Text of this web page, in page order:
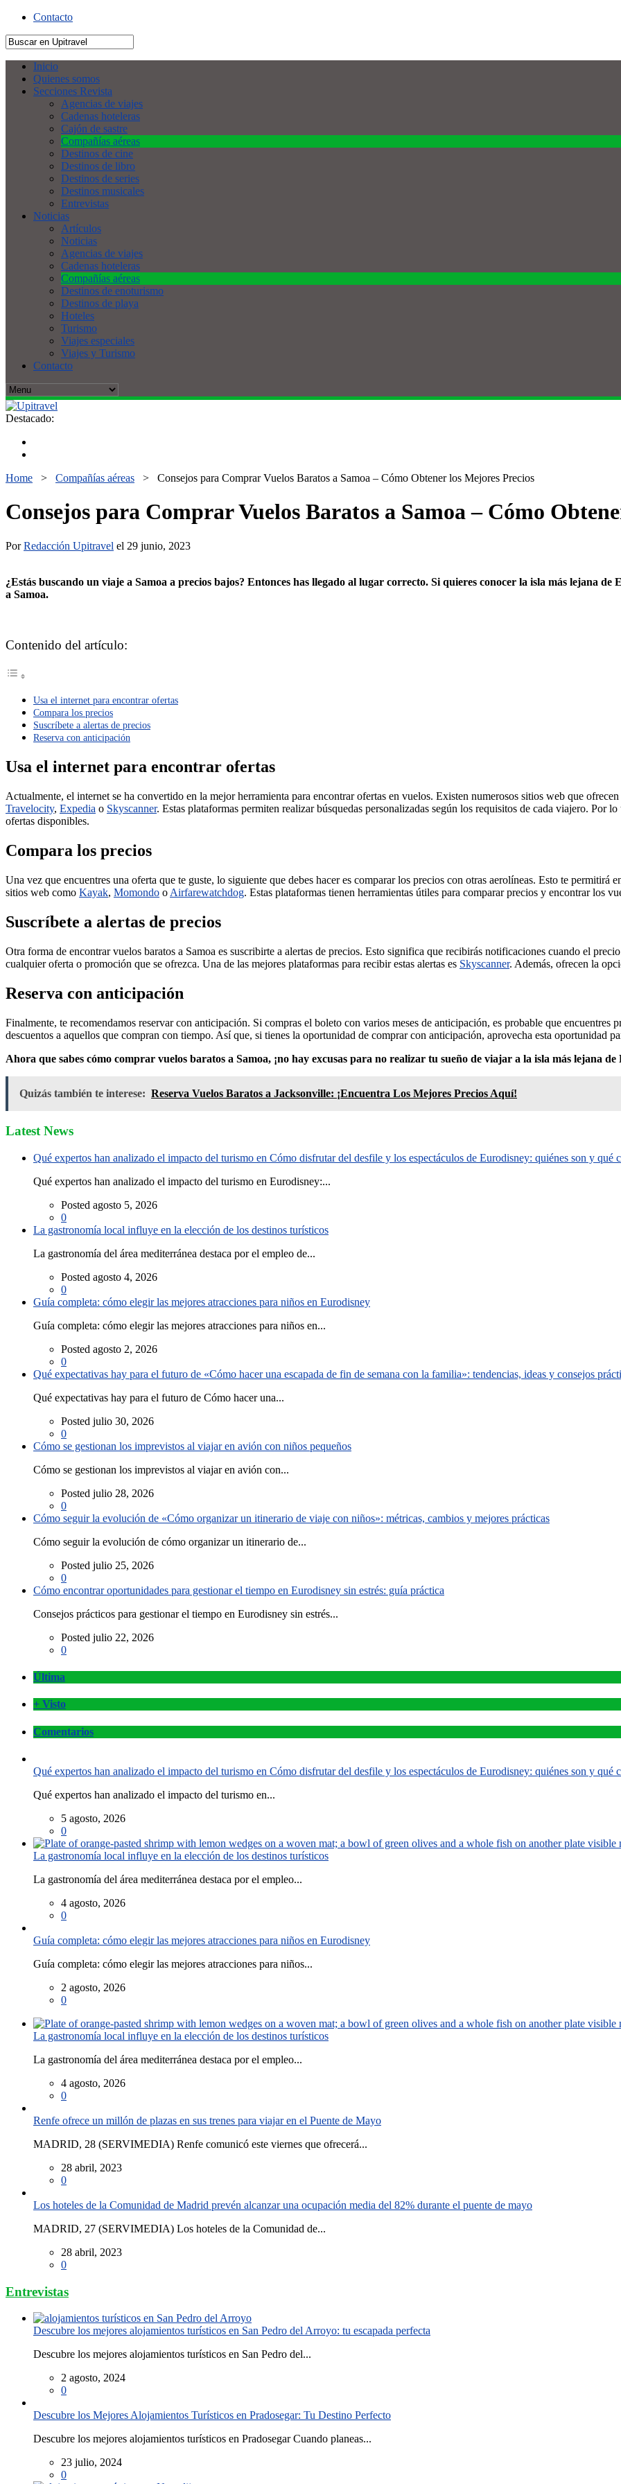
Contacto
Inicio
Quienes somos
Secciones Revista
Agencias de viajes
Cadenas hoteleras
Cajón de sastre
Compañías aéreas
Destinos de cine
Destinos de libro
Destinos de series
Destinos musicales
Entrevistas
Noticias
Artículos
Noticias
Agencias de viajes
Cadenas hoteleras
Compañías aéreas
Destinos de enoturismo
Destinos de playa
Hoteles
Turismo
Viajes especiales
Viajes y Turismo
Contacto
Destacado:
Home > Compañías aéreas > Consejos para Comprar Vuelos Baratos a Samoa – Cómo Obtener los Mejores Precios
Consejos para Comprar Vuelos Baratos a Samoa – Cómo
PorRedacción Upitravel el 29 junio, 2023
¿Estás buscando un viaje a Samoa a precios bajos? Entonces has llegado al lugar correcto. Si quieres conocer la isla más lejana
a Samoa.
Contenido del artículo:
Usa el internet para encontrar ofertas
Compara los precios
Suscríbete a alertas de precios
Reserva con anticipación
Usa el internet para encontrar ofertas
Actualmente, el internet se ha convertido en la mejor herramienta para encontrar ofertas en vuelos. Existen numerosos sitios web que
Travelocity, Expedia o Skyscanner. Estas plataformas permiten realizar búsquedas personalizadas según los requisitos de cada viajero. Por
ofertas disponibles.
Compara los precios
Una vez que encuentres una oferta que te guste, lo siguiente que debes hacer es comparar los precios con otras aerolíneas. Esto te
sitios web como Kayak, Momondo o Airfarewatchdog. Estas plataformas tienen herramientas útiles para comparar precios y encontrar los
Suscríbete a alertas de precios
Otra forma de encontrar vuelos baratos a Samoa es suscribirte a alertas de precios. Esto significa que recibirás notificaciones cuando el
cualquier oferta o promoción que se ofrezca. Una de las mejores plataformas para recibir estas alertas es Skyscanner. Además, ofrecen la
Reserva con anticipación
Finalmente, te recomendamos reservar con anticipación. Si compras el boleto con varios meses de anticipación, es probable que encuentres
descuentos a aquellos que compran con tiempo. Así que, si tienes la oportunidad de comprar con anticipación, aprovecha esta oportunidad
Ahora que sabes cómo comprar vuelos baratos a Samoa, ¡no hay excusas para no realizar tu sueño de viajar a la isla más lejana de
Quizás también te interese: Reserva Vuelos Baratos a Jacksonville: ¡Encuentra Los Mejores Precios Aquí!
Latest News
Qué expertos han analizado el impacto del turismo en Cómo disfrutar del desfile y los espectáculos de Eurodisney: quiénes son y qué
Qué expertos han analizado el impacto del turismo en Eurodisney:...
Posted agosto 5, 2026
0
La gastronomía local influye en la elección de los destinos turísticos
La gastronomía del área mediterránea destaca por el empleo de...
Posted agosto 4, 2026
0
Guía completa: cómo elegir las mejores atracciones para niños en Eurodisney
Guía completa: cómo elegir las mejores atracciones para niños en...
Posted agosto 2, 2026
0
Qué expectativas hay para el futuro de «Cómo hacer una escapada de fin de semana con la familia»: tendencias, ideas y consejos
Qué expectativas hay para el futuro de Cómo hacer una...
Posted julio 30, 2026
0
Cómo se gestionan los imprevistos al viajar en avión con niños pequeños
Cómo se gestionan los imprevistos al viajar en avión con...
Posted julio 28, 2026
0
Cómo seguir la evolución de «Cómo organizar un itinerario de viaje con niños»: métricas, cambios y mejores prácticas
Cómo seguir la evolución de cómo organizar un itinerario de...
Posted julio 25, 2026
0
Cómo encontrar oportunidades para gestionar el tiempo en Eurodisney sin estrés: guía práctica
Consejos prácticos para gestionar el tiempo en Eurodisney sin estrés...
Posted julio 22, 2026
0
Última
+ Visto
Comentarios
Qué expertos han analizado el impacto del turismo en Cómo disfrutar del desfile y los espectáculos de Eurodisney: quiénes son y qué
Qué expertos han analizado el impacto del turismo en...
5 agosto, 2026
0
La gastronomía local influye en la elección de los destinos turísticos
La gastronomía del área mediterránea destaca por el empleo...
4 agosto, 2026
0
Guía completa: cómo elegir las mejores atracciones para niños en Eurodisney
Guía completa: cómo elegir las mejores atracciones para niños...
2 agosto, 2026
0
La gastronomía local influye en la elección de los destinos turísticos
La gastronomía del área mediterránea destaca por el empleo...
4 agosto, 2026
0
Renfe ofrece un millón de plazas en sus trenes para viajar en el Puente de Mayo
MADRID, 28 (SERVIMEDIA) Renfe comunicó este viernes que ofrecerá...
28 abril, 2023
0
Los hoteles de la Comunidad de Madrid prevén alcanzar una ocupación media del 82% durante el puente de mayo
MADRID, 27 (SERVIMEDIA) Los hoteles de la Comunidad de...
28 abril, 2023
0
Entrevistas
Descubre los mejores alojamientos turísticos en San Pedro del Arroyo: tu escapada perfecta
Descubre los mejores alojamientos turísticos en San Pedro del...
2 agosto, 2024
0
Descubre los Mejores Alojamientos Turísticos en Pradosegar: Tu Destino Perfecto
Descubre los mejores alojamientos turísticos en Pradosegar Cuando planeas...
23 julio, 2024
0